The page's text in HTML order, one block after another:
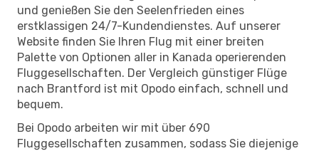
und genießen Sie den Seelenfrieden eines
erstklassigen 24/7-Kundendienstes. Auf unserer
Website finden Sie Ihren Flug mit einer breiten
Palette von Optionen aller in Kanada operierenden
Fluggesellschaften. Der Vergleich günstiger Flüge
nach Brantford ist mit Opodo einfach, schnell und
bequem.
Bei Opodo arbeiten wir mit über 690
Fluggesellschaften zusammen, sodass Sie diejenige